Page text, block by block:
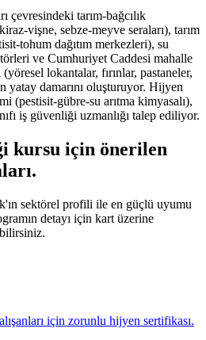
çevresindeki tarım-bağcılık
vişne, sebze-meyve seraları), tarım
tohum dağıtım merkezleri), su
ve Cumhuriyet Caddesi mahalle
lokantalar, fırınlar, pastaneler,
yatay damarını oluşturuyor. Hijyen
(pestisit-gübre-su arıtma kimyasalı),
iş güvenliği uzmanlığı talep ediliyor.
kursu için önerilen
.
sektörel profili ile en güçlü uyumu
detayı için kart üzerine
için zorunlu hijyen sertifikası.